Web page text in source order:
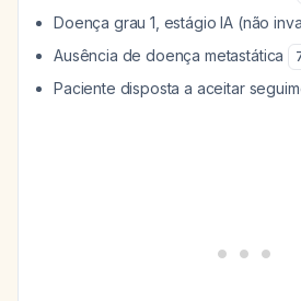
Doença grau 1, estágio IA (não
Ausência de doença metastática
Paciente disposta a aceitar